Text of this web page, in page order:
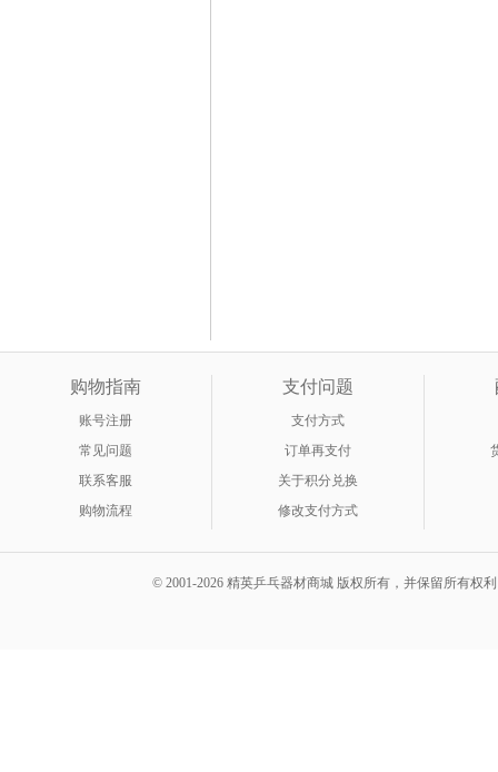
购物指南
账号注册
常见问题
联系客服
购物流程
支付问题
支付方式
订单再支付
关于积分兑换
修改支付方式
© 2001-2026 精英乒乓器材商城 版权所有，并保留所有权